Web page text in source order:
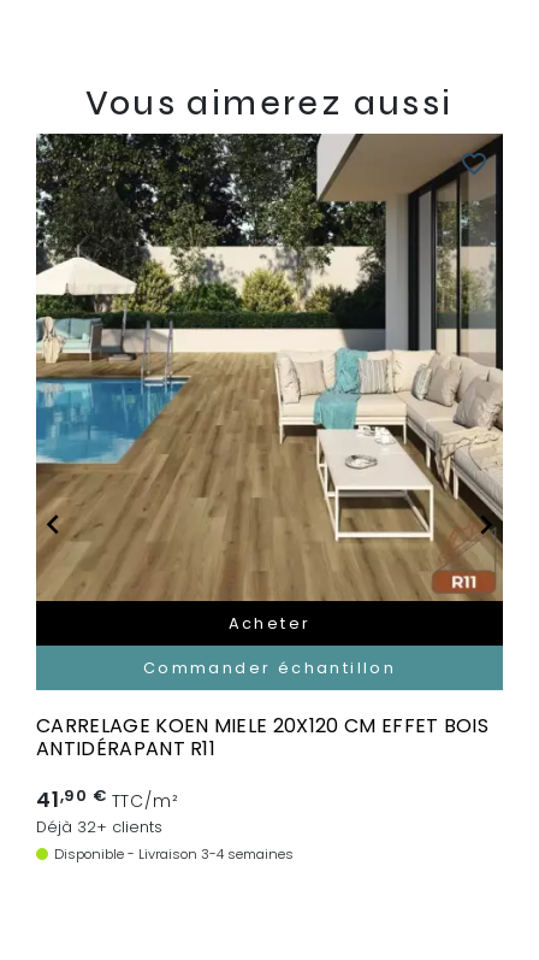
Vous aimerez aussi

Acheter
Commander échantillon
favorite_border
CARRELAGE KOEN MIELE 20X120 CM EFFET BOIS
ANTIDÉRAPANT R11
41,90 € TTC/m²
Déjà 32+ clients
Disponible - Livraison 3-4 semaines
